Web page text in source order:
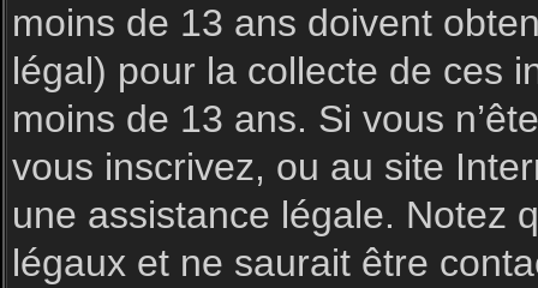
moins de 13 ans doivent
légal) pour la collecte de ces
moins de 13 ans. Si vous
vous inscrivez, ou au site
une assistance légale. Notez
légaux et ne saurait être